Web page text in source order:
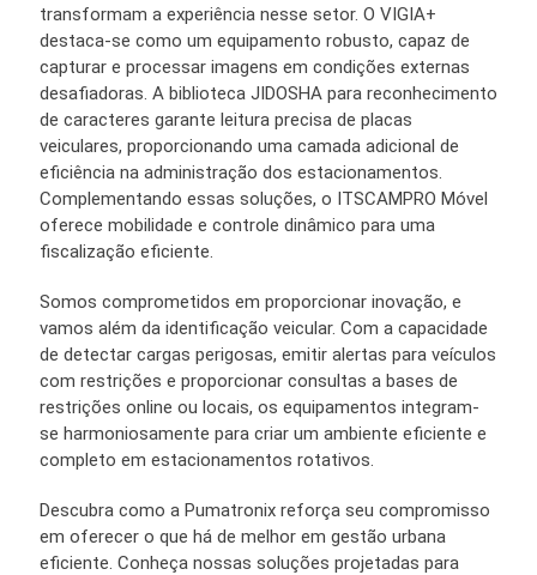
transformam a experiência nesse setor. O VIGIA+
destaca-se como um equipamento robusto, capaz de
capturar e processar imagens em condições externas
desafiadoras. A biblioteca JIDOSHA para reconhecimento
de caracteres garante leitura precisa de placas
veiculares, proporcionando uma camada adicional de
eficiência na administração dos estacionamentos.
Complementando essas soluções, o ITSCAMPRO Móvel
oferece mobilidade e controle dinâmico para uma
fiscalização eficiente.
Somos comprometidos em proporcionar inovação, e
vamos além da identificação veicular. Com a capacidade
de detectar cargas perigosas, emitir alertas para veículos
com restrições e proporcionar consultas a bases de
restrições online ou locais, os equipamentos integram-
se harmoniosamente para criar um ambiente eficiente e
completo em estacionamentos rotativos.
Descubra como a Pumatronix reforça seu compromisso
em oferecer o que há de melhor em gestão urbana
eficiente. Conheça nossas soluções projetadas para